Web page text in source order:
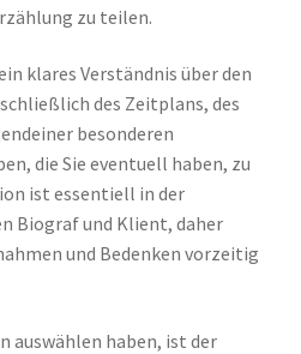
zu teilen.
klares Verständnis über den
des Zeitplans, des
besonderen
die Sie eventuell haben, zu
ist essentiell in der
Biograf und Klient, daher
und Bedenken vorzeitig
auswählen haben, ist der